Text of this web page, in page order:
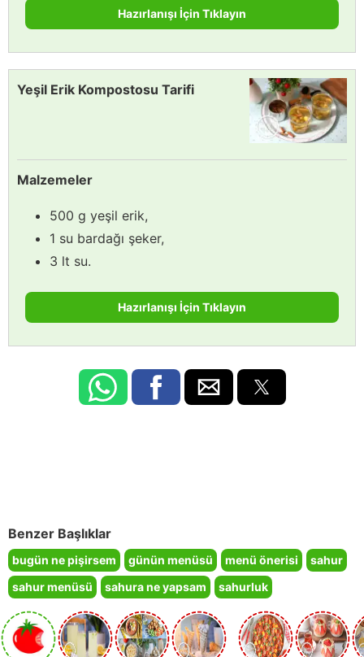
Hazırlanışı İçin Tıklayın
Yeşil Erik Kompostosu Tarifi
Malzemeler
500 g yeşil erik,
1 su bardağı şeker,
3 lt su.
Hazırlanışı İçin Tıklayın
Benzer Başlıklar
bugün ne pişirsem günün menüsü menü önerisi
sahur
sahur menüsü
sahura ne yapsam sahurluk